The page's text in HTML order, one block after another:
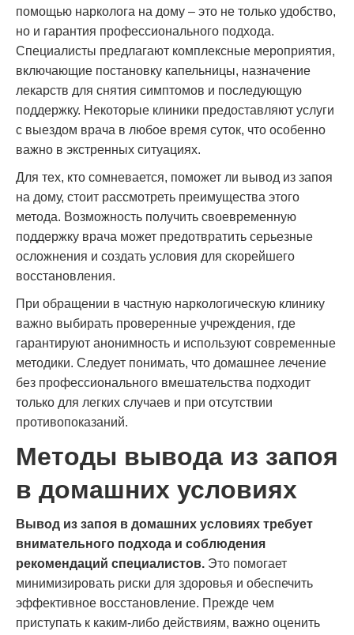
помощью нарколога на дому – это не только удобство,
но и гарантия профессионального подхода.
Специалисты предлагают комплексные мероприятия,
включающие постановку капельницы, назначение
лекарств для снятия симптомов и последующую
поддержку. Некоторые клиники предоставляют услуги
с выездом врача в любое время суток, что особенно
важно в экстренных ситуациях.
Для тех, кто сомневается, поможет ли вывод из запоя
на дому, стоит рассмотреть преимущества этого
метода. Возможность получить своевременную
поддержку врача может предотвратить серьезные
осложнения и создать условия для скорейшего
восстановления.
При обращении в частную наркологическую клинику
важно выбирать проверенные учреждения, где
гарантируют анонимность и используют современные
методики. Следует понимать, что домашнее лечение
без профессионального вмешательства подходит
только для легких случаев и при отсутствии
противопоказаний.
Методы вывода из запоя
в домашних условиях
Вывод из запоя в домашних условиях требует
внимательного подхода и соблюдения
рекомендаций специалистов. Это помогает
минимизировать риски для здоровья и обеспечить
эффективное восстановление. Прежде чем
приступать к каким-либо действиям, важно оценить